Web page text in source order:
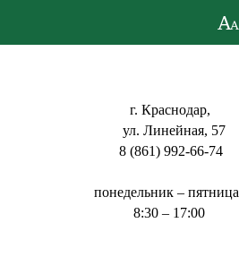
г. Краснодар,
ул. Линейная, 57
8 (861) 992-66-74
понедельник – пятница
8:30 – 17:00